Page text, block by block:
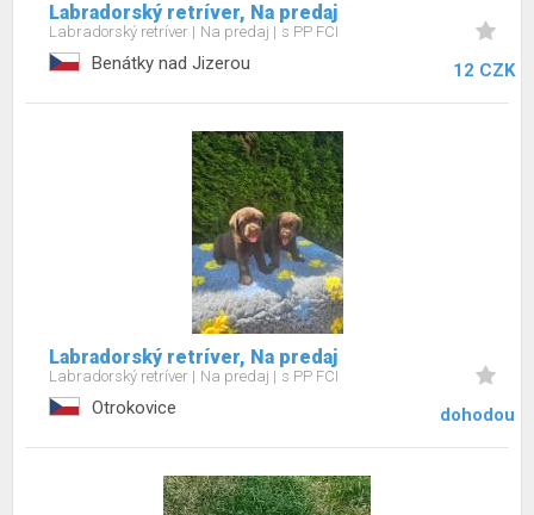
Labradorský retríver, Na predaj
Labradorský retríver Na predaj s PP FCI
Benátky nad Jizerou 12 CZK
Labradorský retríver, Na predaj
Labradorský retríver Na predaj s PP FCI
Otrokovice dohodou